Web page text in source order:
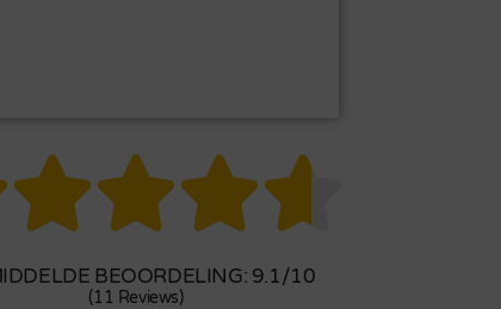

BEOORDELING: 9.1/10
(11 Reviews)